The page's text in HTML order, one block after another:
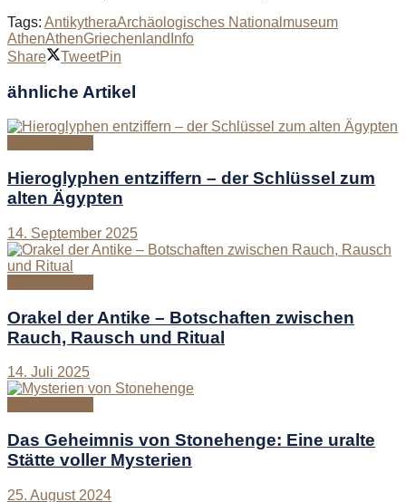
Tags: AntikytheraArchäologisches Nationalmuseum
AthenAthenGriechenland Info
Share
TweetPin
ähnliche Artikel
Hieroglyphen entziffern – der Schlüssel zum
alten Ägypten
14. September 2025
Orakel der Antike – Botschaften zwischen
Rauch, Rausch und Ritual
14. Juli 2025
Das Geheimnis von Stonehenge: Eine uralte
Stätte voller Mysterien
25. August 2024